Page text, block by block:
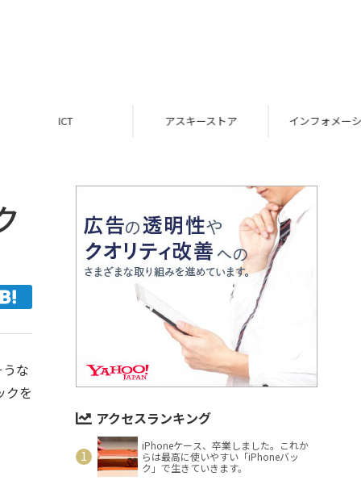
アスキーストア インフォメーション
な
クを
アクセスランキング
iPhoneケース、卒業しました。これか
らは最高に使いやすい「iPhoneバッ
ク」で生きていきます。